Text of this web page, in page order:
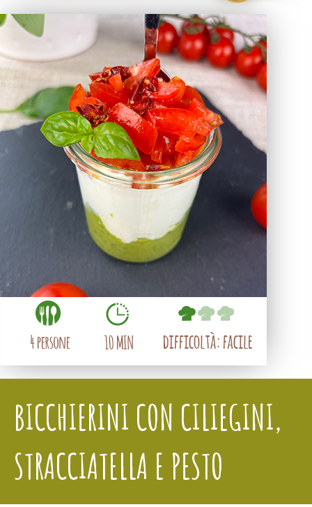
BICCHIERINI CON CILIEGINI,
STRACCIATELLA E PESTO